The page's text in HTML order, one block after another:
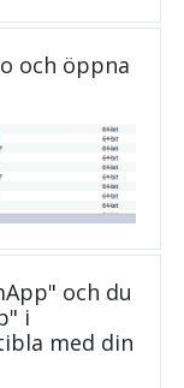
och öppna
och du
i
med din